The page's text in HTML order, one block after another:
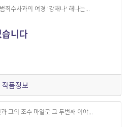
죄수사과의 여경 '강해나' 해나는...
니다
작품정보
그의 조수 마일로 그 두번째 이야...